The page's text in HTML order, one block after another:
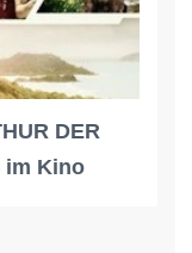
DER
im Kino